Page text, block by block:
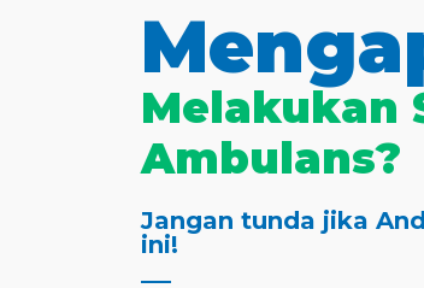
Melakukan
Ambulans?
Jangan tunda jika
ini!